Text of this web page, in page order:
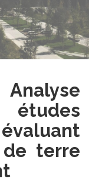
terre